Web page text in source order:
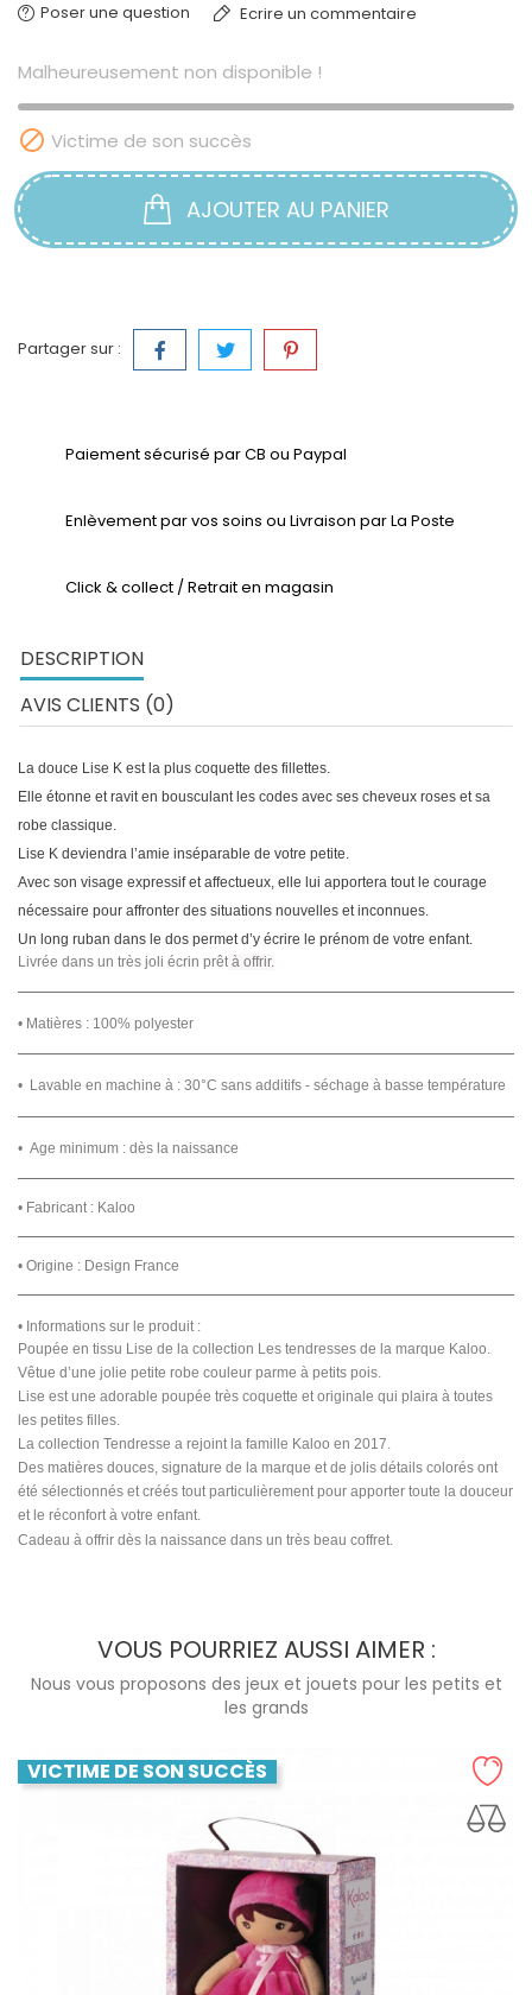
Poser une question Ecrire un commentaire
Malheureusement non disponible !
 Victime de son succès
AJOUTER AU PANIER
Partager sur :
Paiement sécurisé par CB ou Paypal
Enlèvement par vos soins ou Livraison par La Poste
Click & collect / Retrait en magasin
DESCRIPTION
AVIS CLIENTS (0)
La douce Lise K est la plus coquette des fillettes.
Elle étonne et ravit en bousculant les codes avec ses cheveux roses et sa
robe classique.
Lise K deviendra l’amie inséparable de votre petite.
Avec son visage expressif et affectueux, elle lui apportera tout le courage
nécessaire pour affronter des situations nouvelles et inconnues.
Un long ruban dans le dos permet d’y écrire le prénom de votre enfant.
Livrée dans un très joli écrin prêt à offrir.
• Matières : 100% polyester
• Lavable en machine à : 30°C sans additifs - séchage à basse température
• Age minimum : dès la naissance
• Fabricant : Kaloo
• Origine : Design France
• Informations sur le produit :
Poupée en tissu Lise de la collection Les tendresses de la marque Kaloo.
Vêtue d’une jolie petite robe couleur parme à petits pois.
Lise est une adorable poupée très coquette et originale qui plaira à toutes
les petites filles.
La collection Tendresse a rejoint la famille Kaloo en 2017.
Des matières douces, signature de la marque et de jolis détails colorés ont
été sélectionnés et créés tout particulièrement pour apporter toute la douceur
et le réconfort à votre enfant.
Cadeau à offrir dès la naissance dans un très beau coffret.
VOUS POURRIEZ AUSSI AIMER :
Nous vous proposons des jeux et jouets pour les petits et
les grands
VICTIME DE SON SUCCÈS